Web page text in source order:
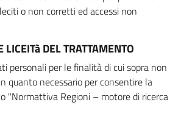
o non corretti ed accessi non
LICEITà DEL TRATTAMENTO
personali per le finalità di cui sopra non
quanto necessario per consentire la
"Normattiva Regioni – motore di ricerca